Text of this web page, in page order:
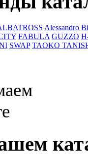
Alessandro
FABULA GUZZO
SWAP TAOKO